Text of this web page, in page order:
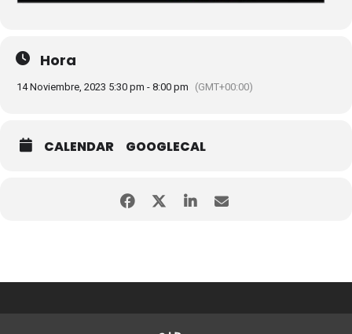
Hora
14 Noviembre, 2023 5:30 pm - 8:00 pm (GMT+00:00)
CALENDAR GOOGLECAL